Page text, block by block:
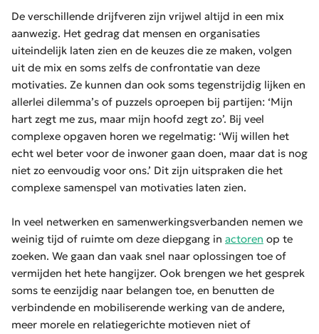
De verschillende drijfveren zijn vrijwel altijd in een mix
aanwezig. Het gedrag dat mensen en organisaties
uiteindelijk laten zien en de keuzes die ze maken, volgen
uit de mix en soms zelfs de confrontatie van deze
motivaties. Ze kunnen dan ook soms tegenstrijdig lijken en
allerlei dilemma’s of puzzels oproepen bij partijen: ‘Mijn
hart zegt me zus, maar mijn hoofd zegt zo’. Bij veel
complexe opgaven horen we regelmatig: ‘Wij willen het
echt wel beter voor de inwoner gaan doen, maar dat is nog
niet zo eenvoudig voor ons.’ Dit zijn uitspraken die het
complexe samenspel van motivaties laten zien.
In veel netwerken en samenwerkingsverbanden nemen we
weinig tijd of ruimte om deze diepgang in actoren op te
zoeken. We gaan dan vaak snel naar oplossingen toe of
vermijden het hete hangijzer. Ook brengen we het gesprek
soms te eenzijdig naar belangen toe, en benutten de
verbindende en mobiliserende werking van de andere,
meer morele en relatiegerichte motieven niet of